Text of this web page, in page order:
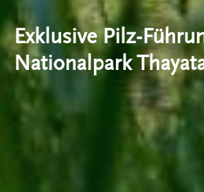
Exklusive Pilz-
Nationalpark